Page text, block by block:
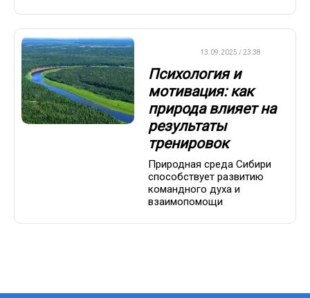
13.09.2025 / 23:38
Психология и
мотивация: как
природа влияет на
результаты
тренировок
Природная среда Сибири
способствует развитию
командного духа и
взаимопомощи